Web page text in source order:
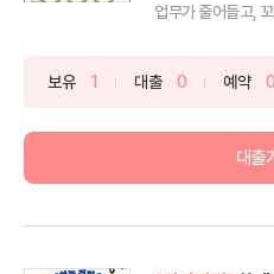
업무가 줄어들고,
보유 1 대출 0 예약 0
대출